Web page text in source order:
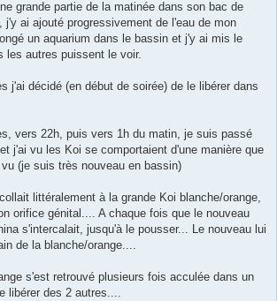
grande partie de la matinée dans son bac de
j'y ai ajouté progressivement de l'eau de mon
un aquarium dans le bassin et j'y ai mis le
les autres puissent le voir.
j'ai décidé (en début de soirée) de le libérer dans
vers 22h, puis vers 1h du matin, je suis passé
j'ai vu les Koi se comportaient d'une manière que
(je suis très nouveau en bassin)
littéralement à la grande Koi blanche/orange,
orifice génital.... A chaque fois que le nouveau
s'intercalait, jusqu'à le pousser... Le nouveau lui
de la blanche/orange....
s'est retrouvé plusieurs fois acculée dans un
libérer des 2 autres....